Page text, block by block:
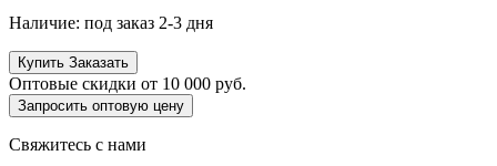
Наличие: под заказ 2-3 дня
Купить Заказать
Оптовые скидки от 10 000 руб.
Запросить оптовую цену
Свяжитесь с нами